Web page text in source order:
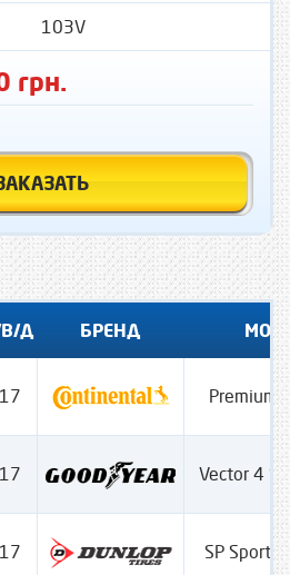
103V
грн.
Д БРЕНД
Vector 4
SP Sport